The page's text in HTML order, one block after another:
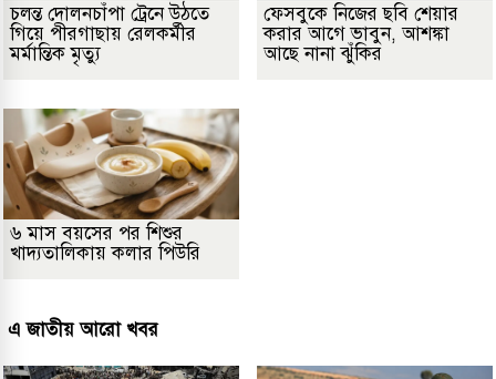
চলন্ত দোলনচাঁপা ট্রেনে উঠতে
গিয়ে পীরগাছায় রেলকর্মীর
মর্মান্তিক মৃত্যু
ফেসবুকে নিজের ছবি শেয়ার
করার আগে ভাবুন, আশঙ্কা
আছে নানা ঝুঁকির
৬ মাস বয়সের পর শিশুর
খাদ্যতালিকায় কলার পিউরি
এ জাতীয় আরো খবর